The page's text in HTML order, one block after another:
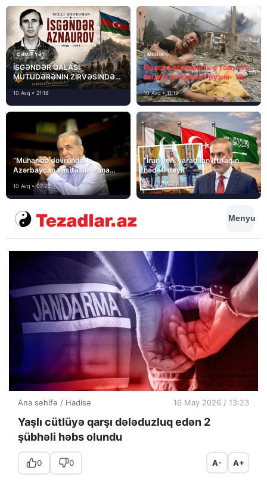
CƏMIYYƏT
İSGƏNDƏR QALASI:
MUTUDƏRƏNİN ZİRVƏSİNDƏ
YAZILAN QƏHRƏMANLIQ
10 Avq • 21:18
MEDİA
Просто вспомнить о том, что
было в эти дни в Грузии- 18
лет назад, 8 августа 2008
года…
10 Avq • 11:19
“Müharibə dövründə
Azərbaycan vasitəsilə İrana
yardım və dəstək göstərilib”
10 Avq • 07:25
“İran yeni yaradılan ittifaqın
hədəfi deyil”
9 Avq • 21:54
Menyu
Ana səhifə / Hadisə 16 May 2026 / 13:23
Yaşlı cütlüyə qarşı dələduzluq edən 2
şübhəli həbs olundu
0 0 A- A+